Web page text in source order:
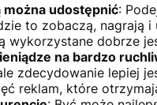
można udostępnić:
to zobaczą, nagrają
wykorzystane dobrze
na bardzo
zdecydowanie lepiej
reklam, które